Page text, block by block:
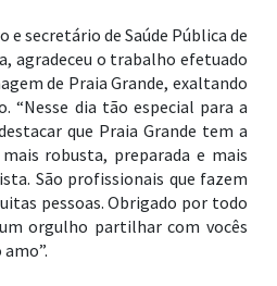
e secretário de Saúde Pública de
agradeceu o trabalho efetuado
de Praia Grande, exaltando
“Nesse dia tão especial para a
que Praia Grande tem a
robusta, preparada e mais
São profissionais que fazem
pessoas. Obrigado por todo
orgulho partilhar com vocês